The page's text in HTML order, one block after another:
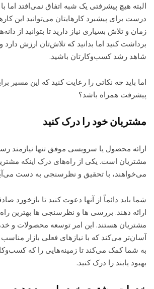
البته هیچ پیشرفتی یک شبه اتفاق نمی‌افتد اما
درست برای پیشبرد کارهایتان می‌توانید این
زمان و تلاش بسیاری نیاز دارید تا بتوانید از
برداشت کنید اما بدانید که تلاش‌تان ارزش دارد
شاهد رشد کسب‌وکارتان باشید.
اما باید چه نکاتی را رعایت کنید که این مسیر
پیشرفت همراه باشد؟
مشتریان خود را درک کنید
ارائه محصول یا سرویسی موفق تنها نیازمند
مشتریان است. یکی از راه‌های درک اینکه
می‌خواهند، با تحقیق و نظرسنجی به دست
شما باید دائماً از آنها دعوت کنید تا بازخورد
ارائه دهند. بررسی ها و نظرسنجی ها بهترین
مشتریان هستند. این امر توسعه محصولات و
آسان‌تر می‌کند که با نیازهای فعلی بازار مناسب
به شما کمک می‌کند تا زمینه‌هایی را که
بهبود یابند را درک کنید.